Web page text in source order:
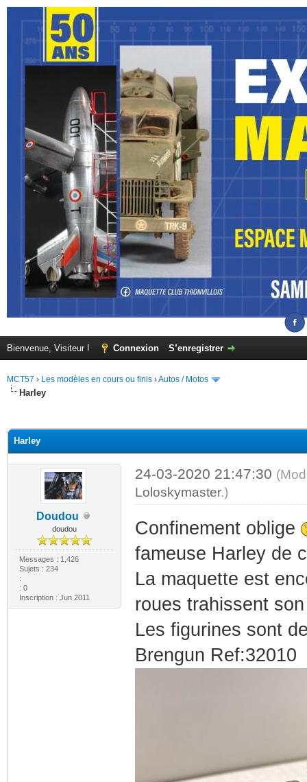
Bienvenue, Visiteur ! Connexion S’enregistrer
MCT57 › Les modèles en cours ou finis ›Autos / Motos
Harley
Harley
Doudou
doudou
Messages : 1,426
Sujets : 234
:
: 0
Inscription : Jun 2011
24-03-2020 21:47:30
Loloskymaster.)
Confinement oblige
fameuse Harley de
La maquette est
roues trahissent
Les figurines sont
Brengun Ref:32010